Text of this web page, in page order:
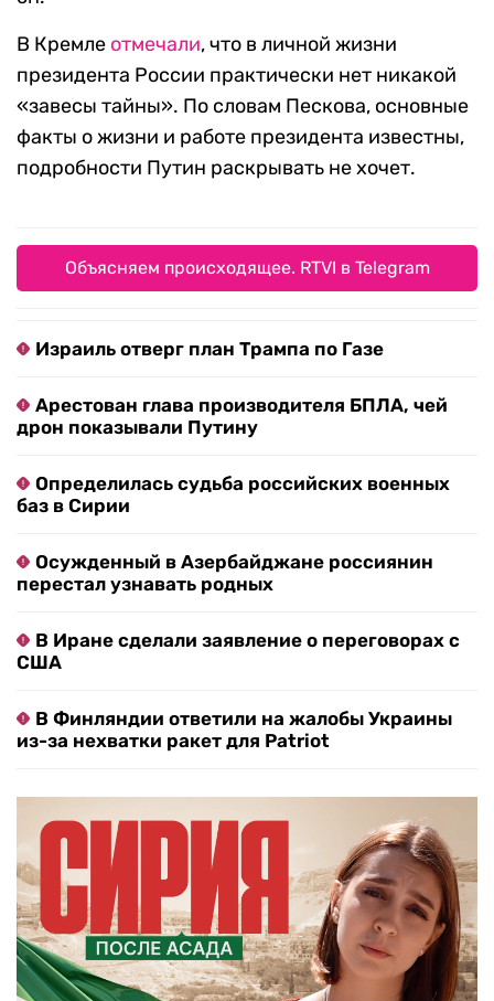
В Кремле отмечали, что в личной жизни
президента России практически нет никакой
«завесы тайны». По словам Пескова, основные
факты о жизни и работе президента известны,
подробности Путин раскрывать не хочет.
Объясняем происходящее. RTVI в Telegram
Израиль отверг план Трампа по Газе
Арестован глава производителя БПЛА, чей
дрон показывали Путину
Определилась судьба российских военных
баз в Сирии
Осужденный в Азербайджане россиянин
перестал узнавать родных
В Иране сделали заявление о переговорах с
США
В Финляндии ответили на жалобы Украины
из-за нехватки ракет для Patriot